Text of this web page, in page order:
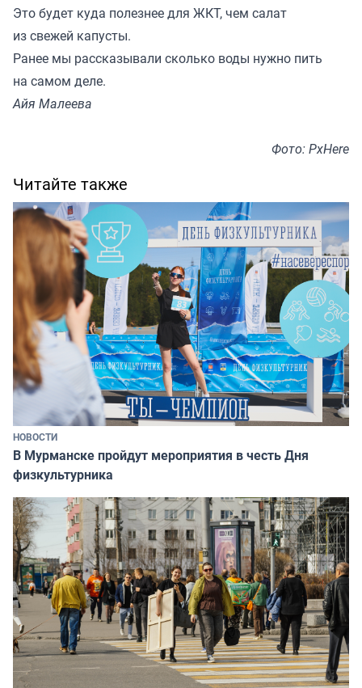
Это будет куда полезнее для ЖКТ, чем салат
из свежей капусты.
Ранее мы рассказывали сколько воды нужно пить
на самом деле.
Айя Малеева
Фото: PxHere
Читайте также
НОВОСТИ
В Мурманске пройдут мероприятия в честь Дня
физкультурника